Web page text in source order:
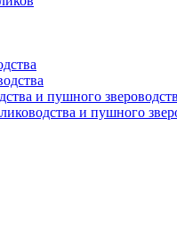
и пушного
и пушного